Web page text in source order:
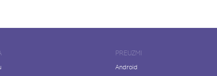
PREUZMI
Android